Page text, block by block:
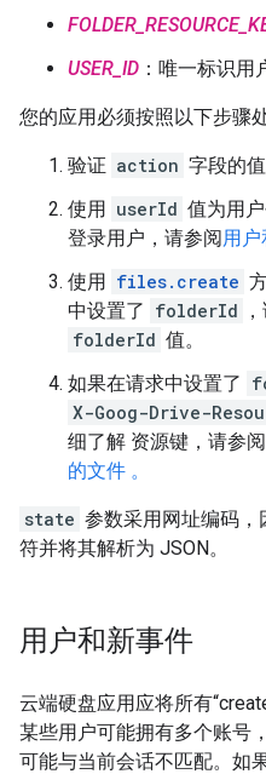
USER_ID ：唯一标识用
您的应用必须按照以下步骤
验证 action 字段的
使用 userId 值为用
登录用户，请参阅用
使用 files.create
中设置了 folderId
folderId 值。
如果在请求中设置了
X-Goog-Drive-
细了解 资源键，请参阅
的文件 。
state 参数采用网址编码
符并将其解析为 JSON。
用户和新事件
云端硬盘应用应将所有
某些用户可能拥有多个账号
可能与当前会话不匹配。如